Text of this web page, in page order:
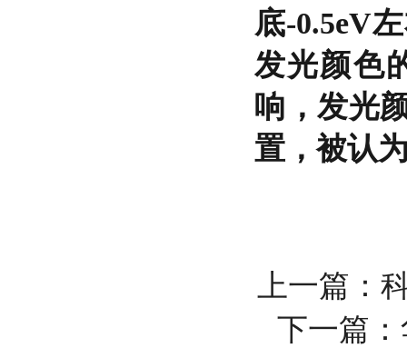
底-0.5eV
发光颜色
响，发光
置，被认
上一篇：
下一篇：